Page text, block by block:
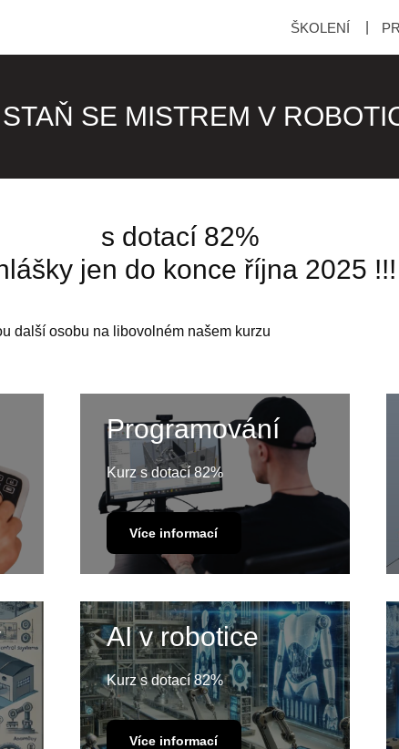
ŠKOLENÍ
STAŇ SE MISTREM V
s dotací 82%
jen do konce října 2025 !!!
další osobu na libovolném našem kurzu
Programování
Kurz s dotací 82%
Více informací
AI v robotice
Kurz s dotací 82%
Více informací